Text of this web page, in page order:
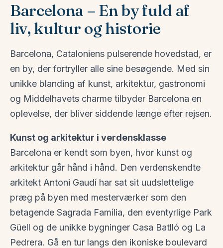
Barcelona – En by fuld af
liv, kultur og historie
Barcelona, Cataloniens pulserende hovedstad, er
en by, der fortryller alle sine besøgende. Med sin
unikke blanding af kunst, arkitektur, gastronomi
og Middelhavets charme tilbyder Barcelona en
oplevelse, der bliver siddende længe efter rejsen.
Kunst og arkitektur i verdensklasse
Barcelona er kendt som byen, hvor kunst og
arkitektur går hånd i hånd. Den verdenskendte
arkitekt Antoni Gaudí har sat sit uudslettelige
præg på byen med mesterværker som den
betagende Sagrada Família, den eventyrlige Park
Güell og de unikke bygninger Casa Batlló og La
Pedrera. Gå en tur langs den ikoniske boulevard